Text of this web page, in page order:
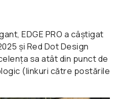
EDGE PRO a câștigat
și Red Dot Design
sa atât din punct de
(linkuri către postările
energetică
larg de funcționare la
-30 și +50 °C